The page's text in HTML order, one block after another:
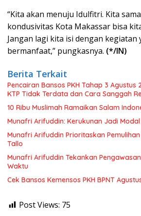
“Kita akan menuju Idulfitri. Kita
kondusivitas Kota Makassar bisa
Jangan lagi kita isi dengan kegiatan
bermanfaat,” pungkasnya. (*/IN)
Berita Terkait
Pencairan Bansos PKH Tahap 3 Agustus
KTP Tidak Terdata dan Cara Sanggah
10 Ribu Muslimah Ramaikan Salam
Munafri Arifuddin: Kerukunan Jadi
Munafri Arifuddin Prioritaskan
Tallo
Munafri Arifuddin Tekankan
Waktu
Cek Bansos Kemensos PKH BPNT
Post Views: 75